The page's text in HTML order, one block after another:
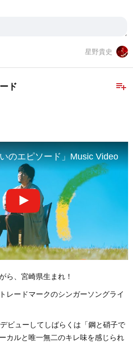
星野貴史
playlist_add
ド
のエピソード」Music Video
ら、宮崎県生まれ！
レードマークのシンガーソングライ
ビューしてしばらくは「鋼と硝子で
カルと唯一無二のキレ味を感じられ